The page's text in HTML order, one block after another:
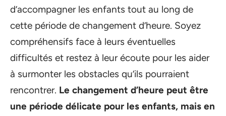
d’accompagner les enfants tout au long de
cette période de changement d’heure. Soyez
compréhensifs face à leurs éventuelles
difficultés et restez à leur écoute pour les aider
à surmonter les obstacles qu’ils pourraient
rencontrer. Le changement d’heure peut être
une période délicate pour les enfants, mais en